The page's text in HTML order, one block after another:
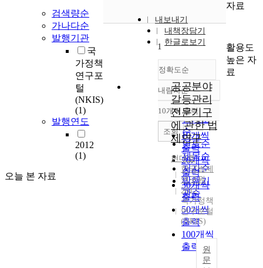
검색량순
가나다순
발행기관
국
가정책
연구포
털
(NKIS)
(1)
발행연도
2012
(1)
오늘 본 자료
내보내기
내책장담기
한글로보기
정확도순
정확도
순
인기도
순
연도순
제목순
저자순
발행기
관순
내림차순
내림차순
10개씩 출력
10개씩
출력
20개씩
출력
30개씩
출력
50개씩
출력
100개씩
출력
조회
1
공공분야
갈등관리
전문기구
에 관한 법
제연구
현대호
한국법제
연구원
2012
국가정책
연구포털
(NKIS)
원
문
자료
활용도
높은 자
료